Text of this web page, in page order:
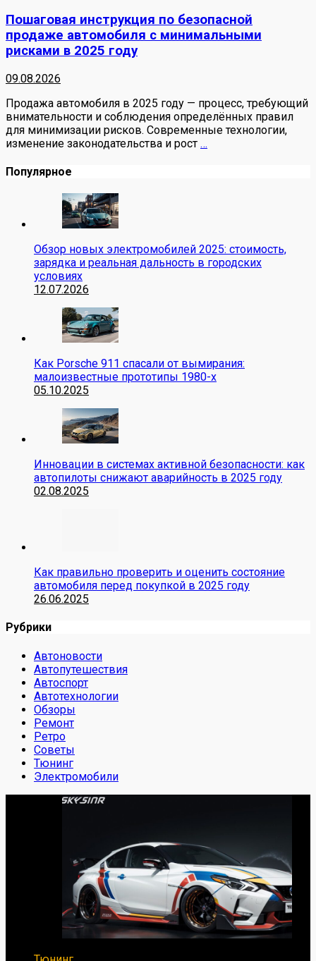
Пошаговая инструкция по безопасной
продаже автомобиля с минимальными
рисками в 2025 году
09.08.2026
Продажа автомобиля в 2025 году — процесс, требующий
внимательности и соблюдения определённых правил
для минимизации рисков. Современные технологии,
изменение законодательства и рост …
Популярное
Обзор новых электромобилей 2025: стоимость,
зарядка и реальная дальность в городских
условиях
12.07.2026
Как Porsche 911 спасали от вымирания:
малоизвестные прототипы 1980-х
05.10.2025
Инновации в системах активной безопасности: как
автопилоты снижают аварийность в 2025 году
02.08.2025
Как правильно проверить и оценить состояние
автомобиля перед покупкой в 2025 году
26.06.2025
Рубрики
Автоновости
Автопутешествия
Автоспорт
Автотехнологии
Обзоры
Ремонт
Ретро
Советы
Тюнинг
Электромобили